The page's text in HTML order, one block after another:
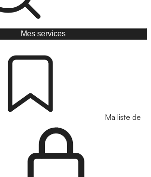
Mes services
Ma liste de